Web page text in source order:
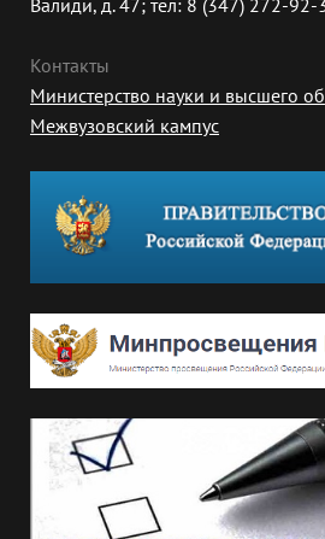
Валиди, д. 47; тел: 8 (347) 272-92-
Контакты
Министерство науки и высшего
Межвузовский кампус